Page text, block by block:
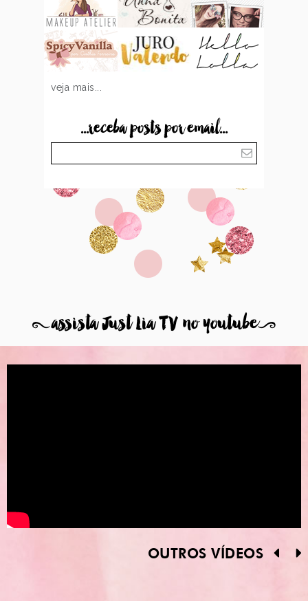
veja mais...
...receba posts por email...
8assista Just Lia TV no youtube9
OUTROS VÍDEOS